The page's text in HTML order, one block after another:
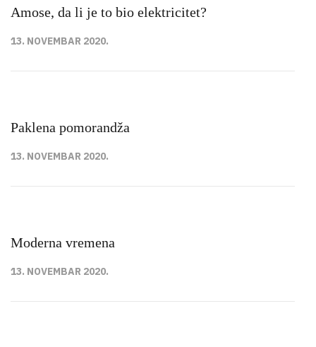
Amose, da li je to bio elektricitet?
13. NOVEMBAR 2020.
Paklena pomorandža
13. NOVEMBAR 2020.
Moderna vremena
13. NOVEMBAR 2020.